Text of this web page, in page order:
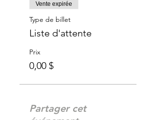
Vente expirée
Type de billet
Liste d'attente
Prix
0,00 $
Partager cet